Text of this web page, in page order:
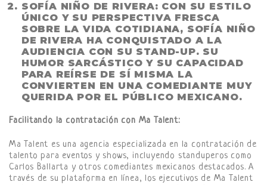
SOFÍA NIÑO DE RIVERA: CON SU ESTILO
ÚNICO Y SU PERSPECTIVA FRESCA
SOBRE LA VIDA COTIDIANA, SOFÍA NIÑO
DE RIVERA HA CONQUISTADO A LA
AUDIENCIA CON SU STAND-UP. SU
HUMOR SARCÁSTICO Y SU CAPACIDAD
PARA REÍRSE DE SÍ MISMA LA
CONVIERTEN EN UNA COMEDIANTE MUY
QUERIDA POR EL PÚBLICO MEXICANO.
Facilitando la contratación con Ma Talent:
Ma Talent es una agencia especializada en la contratación de
talento para eventos y shows, incluyendo standuperos como
Carlos Ballarta y otros comediantes mexicanos destacados. A
través de su plataforma en línea, los ejecutivos de Ma Talent